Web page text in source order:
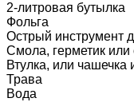
2-литровая бутылка
Фольга
Острый инструмент
Смола, герметик или
Втулка, или чашечка
Трава
Вода